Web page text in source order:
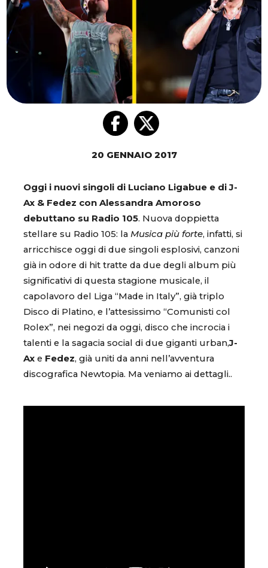
20 GENNAIO 2017
Oggi i nuovi singoli di Luciano Ligabue e di J-
Ax & Fedez con Alessandra Amoroso
debuttano su Radio 105. Nuova doppietta
stellare su Radio 105: la Musica più forte, infatti, si
arricchisce oggi di due singoli esplosivi, canzoni
già in odore di hit tratte da due degli album più
significativi di questa stagione musicale, il
capolavoro del Liga “Made in Italy”, già triplo
Disco di Platino, e l’attesissimo “Comunisti col
Rolex”, nei negozi da oggi, disco che incrocia i
talenti e la sagacia social di due giganti urban,J-
Ax e Fedez, già uniti da anni nell’avventura
discografica Newtopia. Ma veniamo ai dettagli..